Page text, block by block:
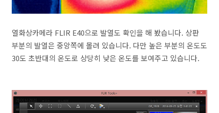
열화상카메라 FLIR E40으로 발열도 확인을 해 봤습니다. 상판
부분의 발열은 중앙쪽에 몰려 있습니다. 다만 높은 부분의 온도도
30도 초반대의 온도로 상당히 낮은 온도를 보여주고 있습니다.